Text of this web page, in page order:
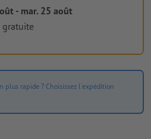
- mar. 25 août
gratuite
plus rapide ? Choisissez l'expédition